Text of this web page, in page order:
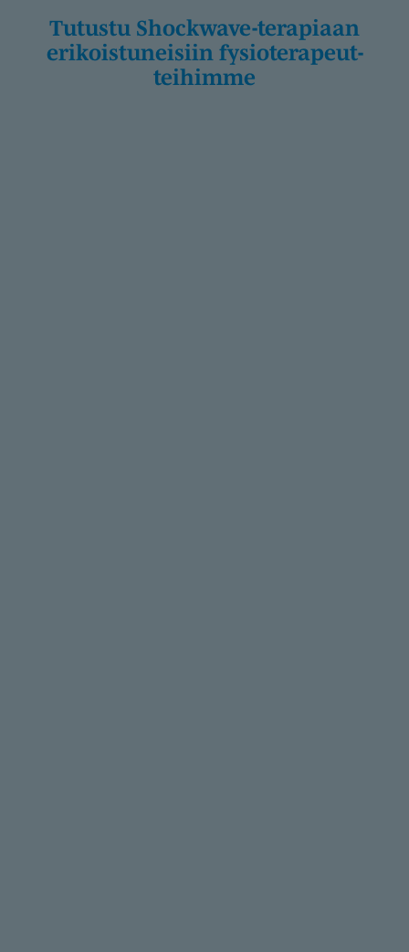
Tutustu Shockwave-te­rapiaan
erikoistu­neisiin fysiotera­peut­
teihimme